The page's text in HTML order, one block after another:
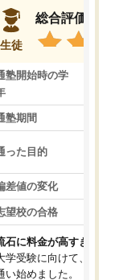
生徒
総合評価
塾開始時の学
塾期間
った目的
差値の変化
望校の合格
石に料金が高すぎる
学受験に向けて、高2
い始めました。